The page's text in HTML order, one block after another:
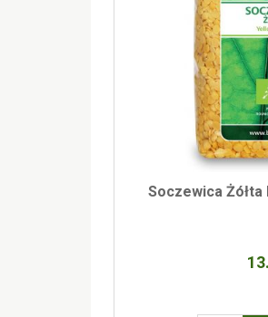
Soczewica Żółta
13